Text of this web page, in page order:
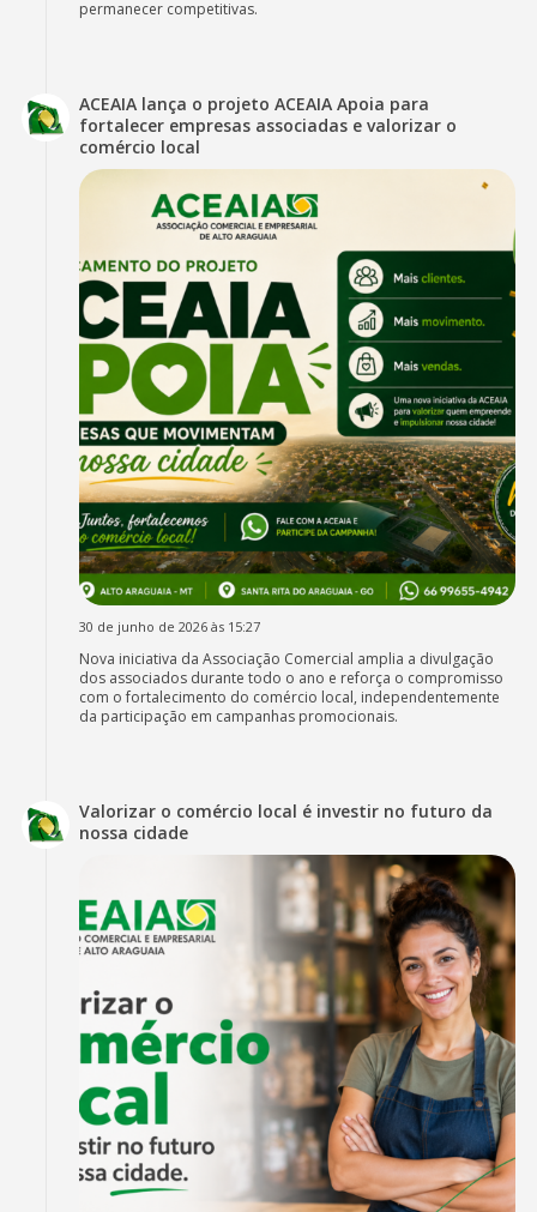
permanecer competitivas.
ACEAIA lança o projeto ACEAIA Apoia para
fortalecer empresas associadas e valorizar o
comércio local
30 de junho de 2026 às 15:27
Nova iniciativa da Associação Comercial amplia a divulgação
dos associados durante todo o ano e reforça o compromisso
com o fortalecimento do comércio local, independentemente
da participação em campanhas promocionais.
Valorizar o comércio local é investir no futuro da
nossa cidade